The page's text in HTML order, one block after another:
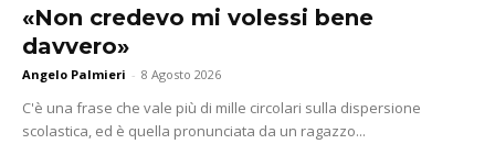
«Non credevo mi volessi bene
davvero»
Angelo Palmieri - 8 Agosto 2026
C'è una frase che vale più di mille circolari sulla dispersione
scolastica, ed è quella pronunciata da un ragazzo...